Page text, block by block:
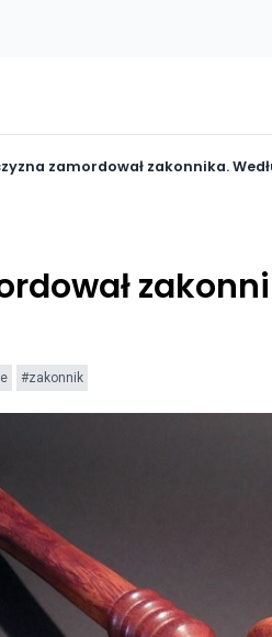
zamordował zakonnika.
#zakonnik